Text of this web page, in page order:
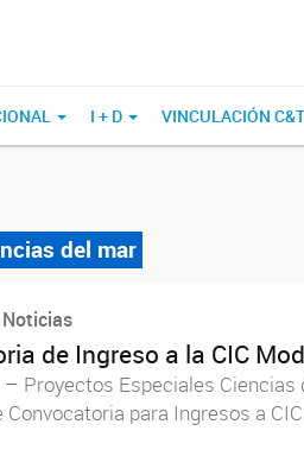
I + D VINCULACIÓN C&T
del mar
de Ingreso a la CIC
– Proyectos Especiales
Convocatoria para Ingresos a